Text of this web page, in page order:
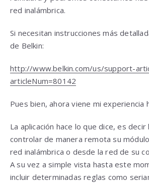
red inalámbrica.
Si necesitan instrucciones más
de Belkin:
http://www.belkin.com/us/support-
articleNum=80142
Pues bien, ahora viene mi experiencia
La aplicación hace lo que dice, es
controlar de manera remota su
red inalámbrica o desde la red de su
A su vez a simple vista hasta este
incluir determinadas reglas como